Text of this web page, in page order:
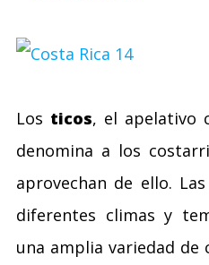
Los ticos, el apelativo
denomina a los
aprovechan de ello.
diferentes climas y
una amplia variedad de